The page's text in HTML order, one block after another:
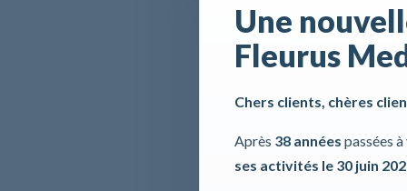
Une
Fleurus
Chers clients, chères
Après 38 années passées
ses activités le 30 juin